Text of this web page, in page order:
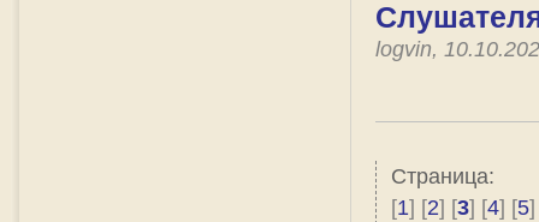
logvin,
Страница:
[1] [2] [3] [4] [5]